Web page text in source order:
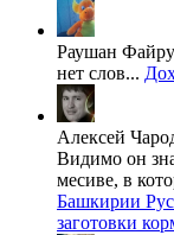
Раушан
нет слов...
Алексей
Видимо он
месиве, в
Башкирии
заготовки